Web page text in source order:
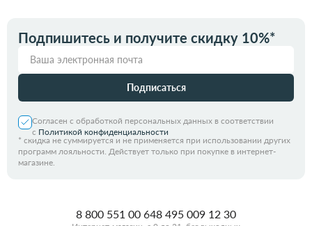
Подпишитесь и получите скидку 10%*
Подписаться
Согласен с обработкой персональных данных в соответствии
с Политикой конфиденциальности
* скидка не суммируется и не применяется при использовании других
программ лояльности. Действует только при покупке в интернет-
магазине.
8 800 551 00 648 495 009 12 30